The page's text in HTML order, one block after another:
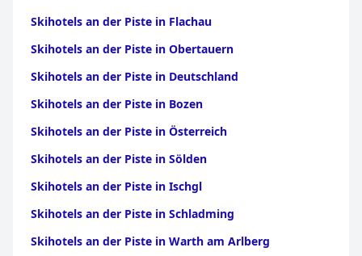
Skihotels an der Piste in Flachau
Skihotels an der Piste in Obertauern
Skihotels an der Piste in Deutschland
Skihotels an der Piste in Bozen
Skihotels an der Piste in Österreich
Skihotels an der Piste in Sölden
Skihotels an der Piste in Ischgl
Skihotels an der Piste in Schladming
Skihotels an der Piste in Warth am Arlberg